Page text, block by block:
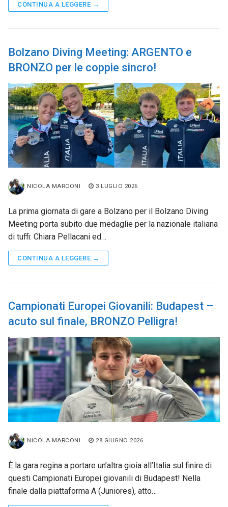
CONTINUA A LEGGERE →
Bolzano Diving Meeting: ARGENTO e
BRONZO per le coppie sincro!
NICOLA MARCONI 3 LUGLIO 2026
La prima giornata di gare a Bolzano per il Bolzano Diving
Meeting porta subito due medaglie per la nazionale italiana
di tuffi: Chiara Pellacani ed…
CONTINUA A LEGGERE →
Campionati Europei Giovanili: Budapest –
acuto sul finale, BRONZO Pelligra!
NICOLA MARCONI 28 GIUGNO 2026
È la gara regina a portare un’altra gioia all’Italia sul finire di
questi Campionati Europei giovanili di Budapest! Nella
finale dalla piattaforma A (Juniores), atto…